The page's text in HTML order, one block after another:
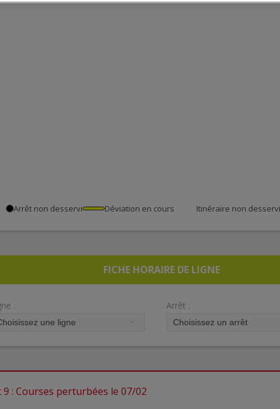
Arrêt non desservi Déviation en cours Itinéraire non desservi
FICHE HORAIRE DE LIGNE
: Arrêt :
9 : Courses perturbées le 07/02